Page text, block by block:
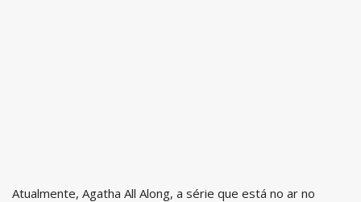
Atualmente, Agatha All Along, a série que está no ar no